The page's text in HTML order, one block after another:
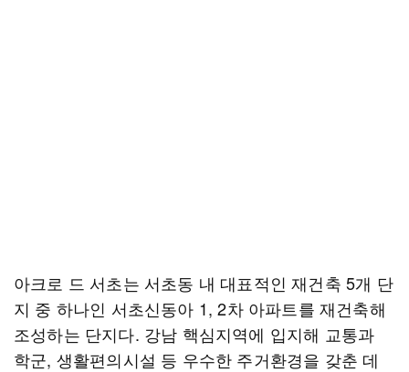
아크로 드 서초는 서초동 내 대표적인 재건축 5개 단
지 중 하나인 서초신동아 1, 2차 아파트를 재건축해
조성하는 단지다. 강남 핵심지역에 입지해 교통과
학군, 생활편의시설 등 우수한 주거환경을 갖춘 데